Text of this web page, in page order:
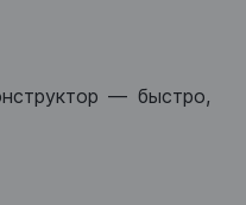
— быстро,